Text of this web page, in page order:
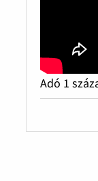
Adó 1